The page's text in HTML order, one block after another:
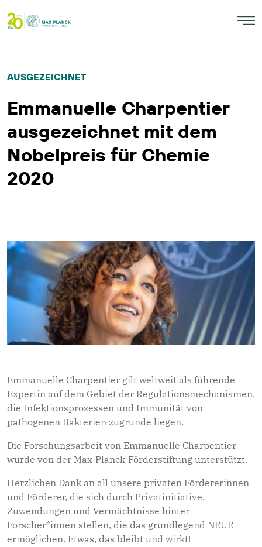
AUSGEZEICHNET
Emmanuelle Charpentier
ausgezeichnet mit dem
Nobelpreis für Chemie
2020
Emmanuelle Charpentier gilt weltweit als führende
Expertin auf dem Gebiet der Regulationsmechanismen,
die Infektionsprozessen und Immunität von
pathogenen Bakterien zugrunde liegen.
Die Forschungsarbeit von Emmanuelle Charpentier
wurde von der Max-Planck-Förderstiftung unterstützt.
Herzlichen Dank an all unsere privaten Fördererinnen
und Förderer, die sich durch Privatinitiative,
Zuwendungen und Vermächtnisse hinter
Forscher*innen stellen, die das grundlegend NEUE
ermöglichen. Etwas, das bleibt und wirkt!